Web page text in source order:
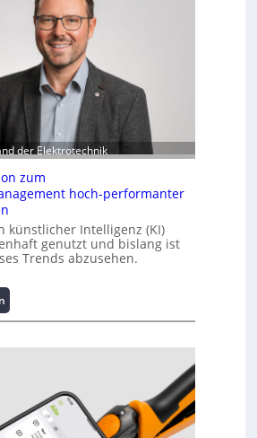
der Elektrotechnik
zum
hoch-performanter
künstlicher Intelligenz (KI)
genutzt und bislang ist
Trends abzusehen.
K
r
f